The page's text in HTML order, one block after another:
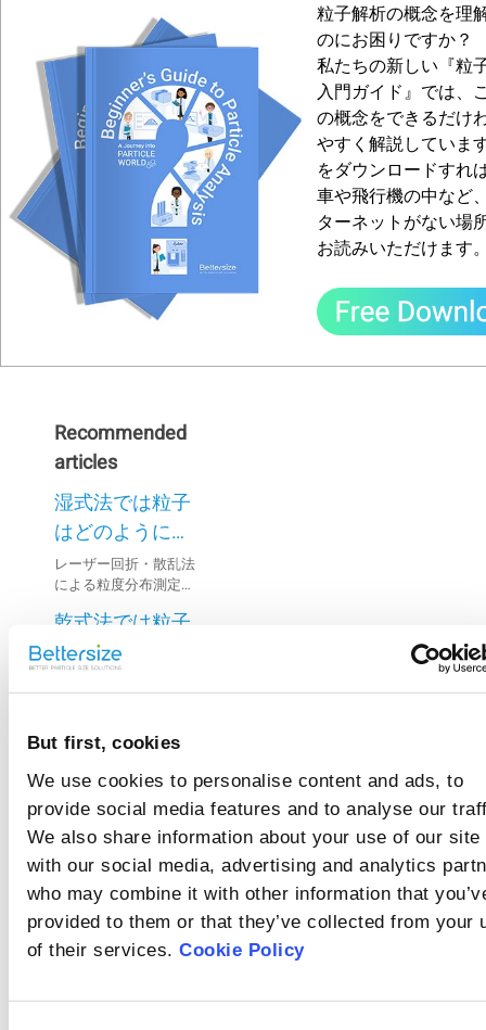
But first, cookies
We use cookies to personalise content and ads, to
provide social media features and to analyse our
We also share information about your use of our site
with our social media, advertising and analytics
who may combine it with other information that
provided to them or that they’ve collected from your
of their services.Cookie Policy
粒子解析の概念を理
のにお困りですか？
私たちの新しい『粒
入門ガイド』では、
の概念をできるだけ
やすく解説していま
をダウンロードすれ
車や飛行機の中など
ターネットがない場
お読みいただけます
Recommended
articles
湿式法では粒子
はどのように分
散されるのです
か？
レーザー回折・散乱法
による粒度分布測定に
液中で凝集すると測定
結果の精度が低下する
ことがあり、そのため
試料の完全な分散が重
乾式法では粒子
はどのように分
ために乾式法で分析さ
オブスキュレー
ション（粒子濃
度・遮光率）と
は？
オブスキュレーション
粒子によって散乱・吸
収される光の割合を指
し、粒子濃度を示す重
要な指標です。オブス
キュレーションが高い
ほど、測定ゾーン内で
意味します。
バックグラウン
ド信号とは？
バックグラウンド信号
は、レーザー回折式粒
度分布測定装置におい
号の両方で構成されま
数とは？